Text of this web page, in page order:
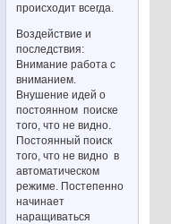
происходит всегда.
Воздействие и
последствия:
Внимание работа с
вниманием.
Внушение идей о
постоянном поиске
того, что не видно.
Постоянный поиск
того, что не видно в
автоматическом
режиме. Постепенно
начинает
наращиваться